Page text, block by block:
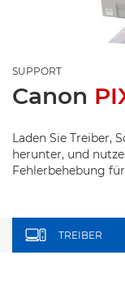
SUPPORT
Canon
Laden Sie Treiber,
herunter, und
Fehlerbehebung
TREIBER